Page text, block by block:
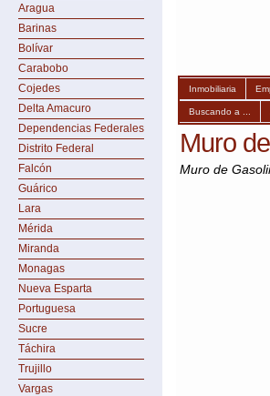
Aragua
Barinas
Bolívar
Carabobo
Cojedes
Delta Amacuro
Dependencias Federales
Distrito Federal
Falcón
Guárico
Lara
Mérida
Miranda
Monagas
Nueva Esparta
Portuguesa
Sucre
Táchira
Trujillo
Vargas
Inmobiliaria
Buscando a ...
Muro
Muro de